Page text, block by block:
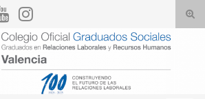
el
for: